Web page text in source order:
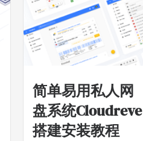
简单易用私人网
盘系统Cloudreve
搭建安装教程